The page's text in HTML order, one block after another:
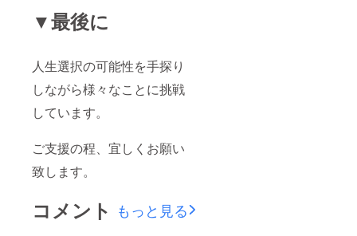
▼最後に
人生選択の可能性を手探り
しながら様々なことに挑戦
しています。
ご支援の程、宜しくお願い
致します。
コメント もっと見る